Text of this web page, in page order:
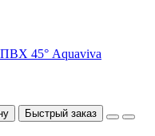
ПВХ 45° Aquaviva
Быстрый заказ